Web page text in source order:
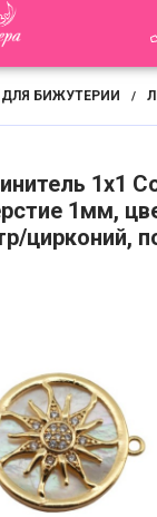
БИЖУТЕРИИ /
1х1
1мм,
цирконий,